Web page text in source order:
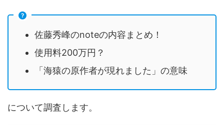
佐藤秀峰のnoteの内容まとめ！
使用料200万円？
「海猿の原作者が現れました」の意味
について調査します。